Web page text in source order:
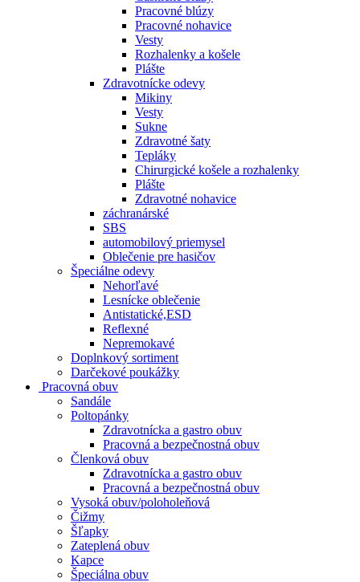
Pracovné blúzy
Pracovné nohavice
Vesty
Rozhalenky a košele
Plášte
Zdravotnícke odevy
Mikiny
Vesty
Sukne
Zdravotné šaty
Tepláky
Chirurgické košele a rozhalenky
Plášte
Zdravotné nohavice
záchranárské
SBS
automobilový priemysel
Oblečenie pre hasičov
Špeciálne odevy
Nehorľavé
Lesnícke oblečenie
Antistatické,ESD
Reflexné
Nepremokavé
Doplnkový sortiment
Darčekové poukážky
Pracovná obuv
Sandále
Poltopánky
Zdravotnícka a gastro obuv
Pracovná a bezpečnostná obuv
Členková obuv
Zdravotnícka a gastro obuv
Pracovná a bezpečnostná obuv
Vysoká obuv/poloholeňová
Čižmy
Šľapky
Zateplená obuv
Kapce
Špeciálna obuv